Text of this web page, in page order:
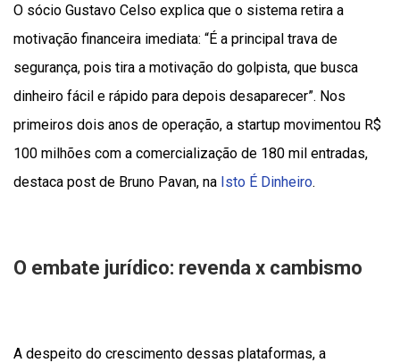
O sócio Gustavo Celso explica que o sistema retira a
motivação financeira imediata: “É a principal trava de
segurança, pois tira a motivação do golpista, que busca
dinheiro fácil e rápido para depois desaparecer”. Nos
primeiros dois anos de operação, a startup movimentou R$
100 milhões com a comercialização de 180 mil entradas,
destaca post de Bruno Pavan, na Isto É Dinheiro.
O embate jurídico: revenda x cambismo
A despeito do crescimento dessas plataformas, a